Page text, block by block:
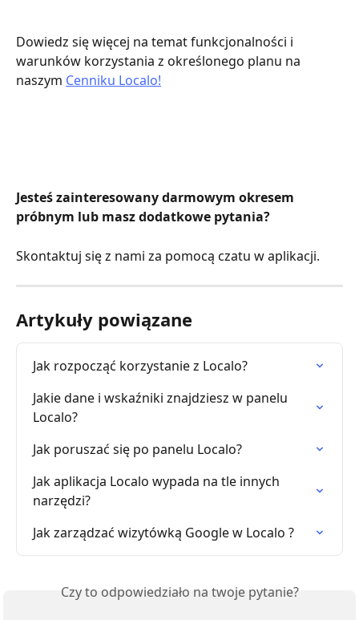
Dowiedz się więcej na temat funkcjonalności i
warunków korzystania z określonego planu na
naszym Cenniku Localo!
Jesteś zainteresowany darmowym okresem
próbnym lub masz dodatkowe pytania?
Skontaktuj się z nami za pomocą czatu w aplikacji.
Artykuły powiązane
Jak rozpocząć korzystanie z Localo?
Jakie dane i wskaźniki znajdziesz w panelu
Localo?
Jak poruszać się po panelu Localo?
Jak aplikacja Localo wypada na tle innych
narzędzi?
Jak zarządzać wizytówką Google w Localo ?
Czy to odpowiedziało na twoje pytanie?